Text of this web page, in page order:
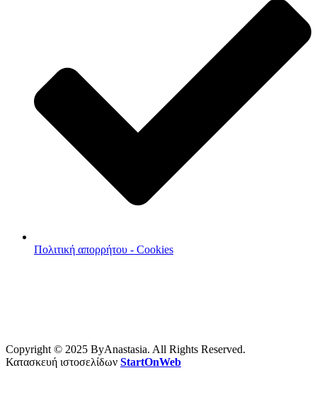
Πολιτική απορρήτου - Cookies
Copyright © 2025 ByAnastasia. All Rights Reserved.
Κατασκευή ιστοσελίδων StartOnWeb